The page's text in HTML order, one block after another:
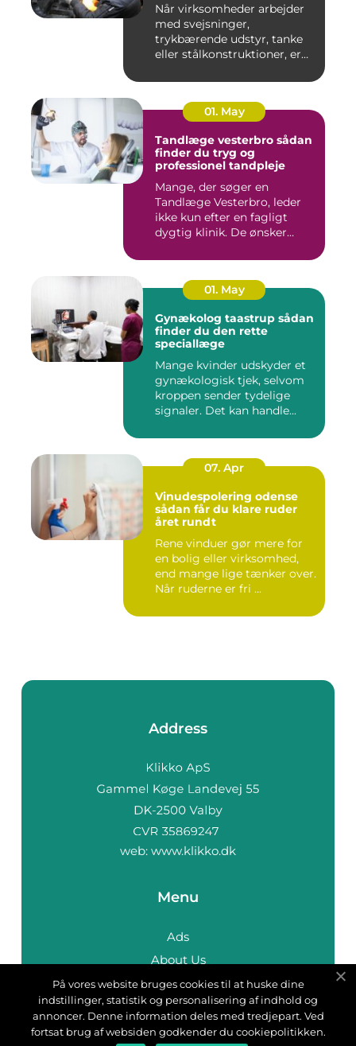
Når virksomheder arbejder
med svejsninger,
trykbærende udstyr, tanke
eller stålkonstruktioner, er
01. May
Tandlæge vesterbro sådan
finder du tryg og
professionel tandpleje
Mange, der søger en
Tandlæge Vesterbro, leder
ikke kun efter en fagligt
dygtig klinik. De ønsker
01. May
Gynækolog taastrup sådan
finder du den rette
speciallæge
Mange kvinder udskyder et
gynækologisk tjek, selvom
kroppen sender tydelige
signaler. Det kan handle...
07. Apr
Vinudespolering odense
sådan får du klare ruder
året rundt
Rene vinduer gør mere for
en bolig eller virksomhed,
end mange lige tænker over.
Når ruderne er fri ...
Address
web: www.klikko.dk
Menu
Ads
About Us
Cookies
Contact
Sitemap
På vores website bruges cookies til at huske dine
indstillinger, statistik og personalisering af indhold og
annoncer. Denne information deles med tredjepart. Ved
fortsat brug af websiden godkender du cookiepolitikken.